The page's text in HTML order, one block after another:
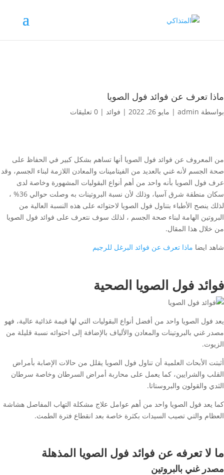
ماذا تعرف عن فوائد فول الصويا
بواسطة admin
| مايو 26, 2022 | فوائد | 0 تعليقات
من المعروف عن فوائد فول الصويا أنها تساهم بشكل كبير في الحفاظ على
صحة الجسم لأنه غني بالعديد من الفيتامينات والمعادن اللازمة لبناء الجسم، وقد
عرف فول الصويا بأنه واحد من أهم أنواع البقوليات المشهورة وخاصة لدى
سكان منطقة شرق آسيا، وذلك لأن نسبة البروتينات به وصلت حوالي 36% ،
لذلك ينصح الأطباء بتناول فول الصويا لاحتوائه على هذه النسبة العالية من
البروتين الهامة لبناء صحة الجسم ، لذلك سوف نتعرف على فوائد فول الصويا
من خلال هذا المقال.
شاهد ايضا ماذا تعرف عن فوائد البرغل للرجيم
فوائد فول الصويا الصحية
يعد فول الصويا واحد من أفضل أنواع البقوليات التي لها قيمة غذائية عالية، فهو
مصدر غني بالبروتينات والمعادن والألياف بالإضافة إلى احتوائه نسبة قليلة من
الزيوت.
أثبتت الأبحاث العلمية أن تناول فول الصويا يقلل من حالات الإصابة بأمراض
القلب والشرايين، كما يعمل على محاربة أمراض السرطان وخاصة سرطان
الثدي والقولون والبروستاتا.
كما يعد فول الصويا واحد من أهم عوامل علاج مشكلة التهاب المفاصل هشاشة
العظام والتي تصيب السيدات بكثرة خاصة بعد انقطاع فترة الطمث.
ما لا تعرفه عن فوائد فول الصويا المذهلة
مصدر غني بالبروتين